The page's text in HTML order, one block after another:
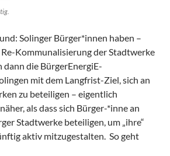
Solinger Bürger*innen haben –
Kommunalisierung der Stadtwerke
die BürgerEnergiE-
mit dem Langfrist-Ziel, sich an
zu beteiligen – eigentlich
als dass sich Bürger-*inne an
Stadtwerke beteiligen, um „ihre“
aktiv mitzugestalten. So geht